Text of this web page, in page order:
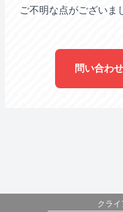
ご不明な点がございま
問い合わ
クラ